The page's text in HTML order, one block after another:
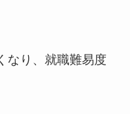
なり、就職難易度